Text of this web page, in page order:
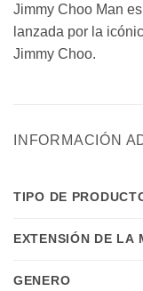
Jimmy Choo Man
lanzada por la
Jimmy Choo.
INFORMACIÓN
TIPO DE
EXTENSIÓN DE LA
GENERO